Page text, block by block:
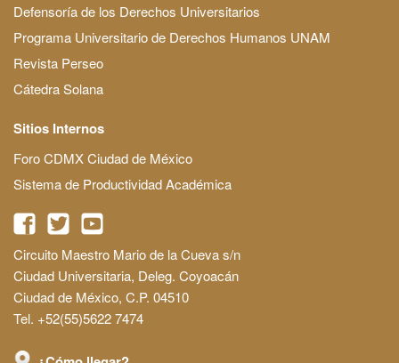
Defensoría de los Derechos Universitarios
Programa Universitario de Derechos Humanos UNAM
Revista Perseo
Cátedra Solana
Sitios Internos
Foro CDMX Ciudad de México
Sistema de Productividad Académica
Circuito Maestro Mario de la Cueva s/n
Ciudad Universitaria, Deleg. Coyoacán
Ciudad de México, C.P. 04510
Tel. +52(55)5622 7474